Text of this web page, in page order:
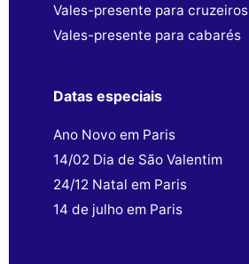
Vales-presente para cruzeiros
Vales-presente para cabarés
Datas especiais
Ano Novo em Paris
14/02 Dia de São Valentim
24/12 Natal em Paris
14 de julho em Paris